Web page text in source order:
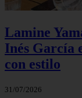
Lamine
Inés García
con estilo
31/07/2026